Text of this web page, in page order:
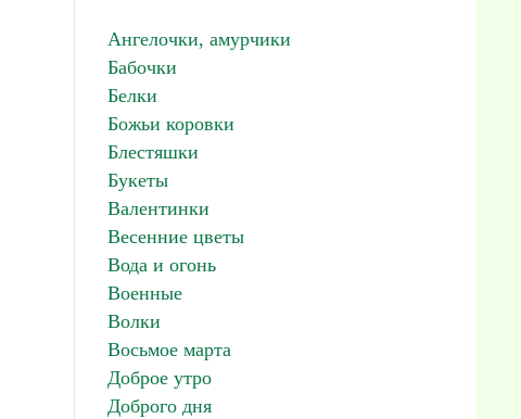
Ангелочки, амурчики
Бабочки
Белки
Божьи коровки
Блестяшки
Букеты
Валентинки
Весенние цветы
Вода и огонь
Военные
Волки
Восьмое марта
Доброе утро
Доброго дня